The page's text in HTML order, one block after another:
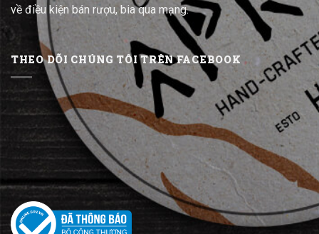
về điều kiện bán rượu, bia qua mạng.
THEO DÕI CHÚNG TÔI TRÊN FACEBOOK